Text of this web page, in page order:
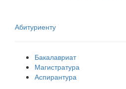
Абитуриенту
Бакалавриат
Магистратура
Аспирантура